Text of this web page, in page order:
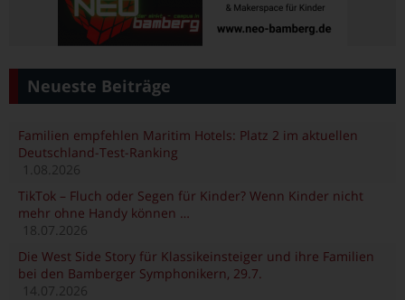
Neueste Beiträge
Familien empfehlen Maritim Hotels: Platz 2 im aktuellen
Deutschland-Test-Ranking
1.08.2026
TikTok – Fluch oder Segen für Kinder? Wenn Kinder nicht
mehr ohne Handy können …
18.07.2026
Die West Side Story für Klassikeinsteiger und ihre Familien
bei den Bamberger Symphonikern, 29.7.
14.07.2026